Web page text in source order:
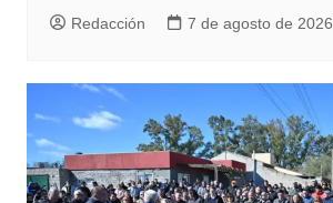
Redacción 7 de agosto de 2026